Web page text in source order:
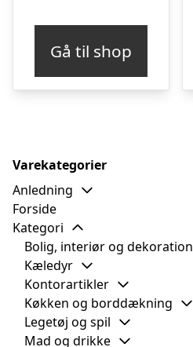
Gå til shop
Varekategorier
Anledning
Forside
Kategori
Bolig, interiør og dekoration
Kæledyr
Kontorartikler
Køkken og borddækning
Legetøj og spil
Mad og drikke